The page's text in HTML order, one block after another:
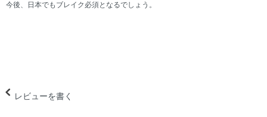
今後、日本でもブレイク必須となるでしょう。
レビューを書く